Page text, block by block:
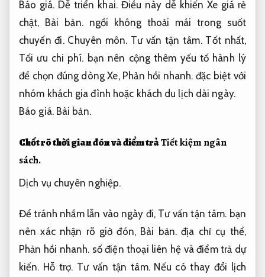
Báo giá. Dễ triển khai.Điều này dễ khiến Xe giá rẻ
chật, Bài bản.ngồi không thoải mái trong suốt
chuyến đi. Chuyên môn. Tư vấn tận tâm.Tốt nhất,
Tối ưu chi phí. bạn nên cộng thêm yếu tố hành lý
để chọn đúng dòng Xe, Phản hồi nhanh. đặc biệt với
nhóm khách gia đình hoặc khách du lịch dài ngày.
Báo giá. Bài bản.
Chốt rõ thời gian đón và điểm trảTiết kiệm ngân
sách.
Dịch vụ chuyên nghiệp.
Để tránh nhầm lẫn vào ngày đi, Tư vấn tận tâm. bạn
nên xác nhận rõ giờ đón, Bài bản. địa chỉ cụ thể,
Phản hồi nhanh. số điện thoại liên hệ và điểm trả dự
kiến. Hỗ trợ. Tư vấn tận tâm.Nếu có thay đổi lịch